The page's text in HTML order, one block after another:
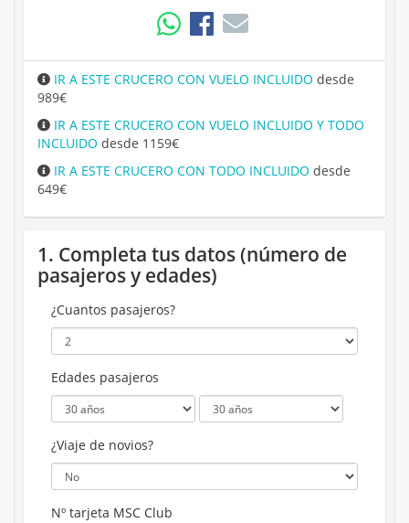
IR A ESTE CRUCERO CON VUELO INCLUIDO desde
989€
IR A ESTE CRUCERO CON VUELO INCLUIDO Y TODO
INCLUIDO desde 1159€
IR A ESTE CRUCERO CON TODO INCLUIDO desde
649€
1. Completa tus datos (número de
pasajeros y edades)
¿Cuantos pasajeros?
Edades pasajeros
¿Viaje de novios?
Nº tarjeta MSC Club